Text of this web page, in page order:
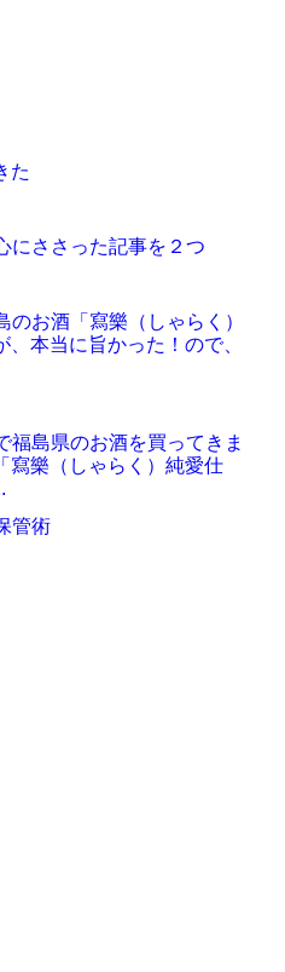
た
にささった記事を２つ
のお酒「寫樂（しゃらく）
、本当に旨かった！ので、
福島県のお酒を買ってきま
寫樂（しゃらく）純愛仕
管術